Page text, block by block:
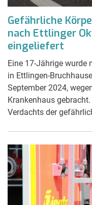
Gefährliche
nach Ettlinger
eingeliefert
Eine 17-Jährige wurde
in Ettlingen-
September 2024,
Krankenhaus
Verdachts der